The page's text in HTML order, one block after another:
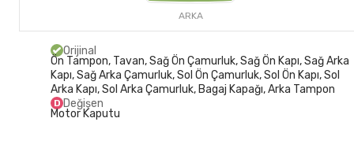
ARKA
Orijinal
Ön Tampon, Tavan, Sağ Ön Çamurluk, Sağ Ön Kapı, Sağ Arka
Kapı, Sağ Arka Çamurluk, Sol Ön Çamurluk, Sol Ön Kapı, Sol
Arka Kapı, Sol Arka Çamurluk, Bagaj Kapağı, Arka Tampon
D Değişen
Motor Kaputu